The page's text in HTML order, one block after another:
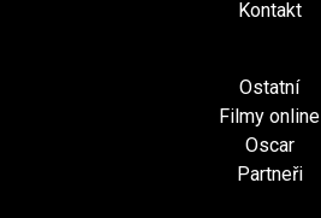
Kontakt
Ostatní
Filmy online
Oscar
Partneři